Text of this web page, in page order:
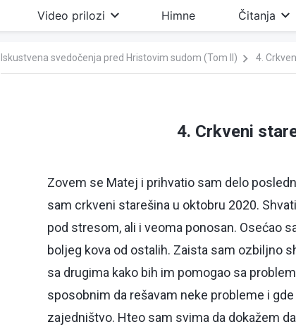
Video prilozi Himne Čitanja
Iskustvena svedočenja pred Hristovim sudom (Tom II) 4.
4. Crkveni
Zovem se Matej i prihvatio sam delo
sam crkveni starešina u oktobru 2020.
pod stresom, ali i veoma ponosan. Osećao
boljeg kova od ostalih. Zaista sam ozbiljno
sa drugima kako bih im pomogao sa
sposobnim da rešavam neke probleme i
zajedništvo. Hteo sam svima da dokažem